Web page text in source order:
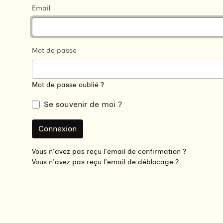
If you
are a
this
Email
Mot de passe
Mot de passe oublié ?
Se souvenir de moi ?
Vous n'avez pas reçu l'email de confirmation ?
Vous n'avez pas reçu l'email de déblocage ?